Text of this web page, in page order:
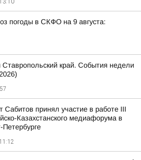
13:10
погоды в СКФО на 9 августа:
Ставропольский край. События недели
Сабитов принял участие в работе III
Казахстанского медиафорума в
Петербурге
11:12